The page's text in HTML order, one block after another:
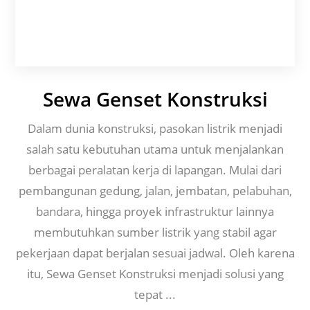
Sewa Genset Konstruksi
Dalam dunia konstruksi, pasokan listrik menjadi
salah satu kebutuhan utama untuk menjalankan
berbagai peralatan kerja di lapangan. Mulai dari
pembangunan gedung, jalan, jembatan, pelabuhan,
bandara, hingga proyek infrastruktur lainnya
membutuhkan sumber listrik yang stabil agar
pekerjaan dapat berjalan sesuai jadwal. Oleh karena
itu, Sewa Genset Konstruksi menjadi solusi yang
tepat ...